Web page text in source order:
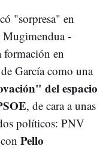
"sorpresa" en
Mugimendua -
formación en
García como una
del espacio
, de cara a unas
políticos: PNV
Pello